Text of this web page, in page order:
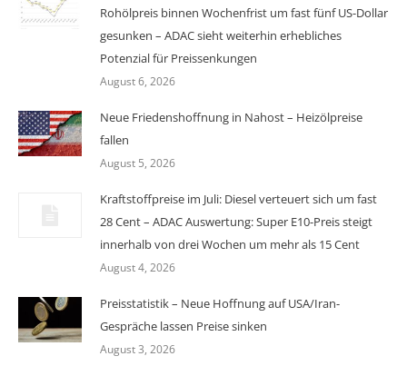
Rohölpreis binnen Wochenfrist um fast fünf US-Dollar
gesunken – ADAC sieht weiterhin erhebliches
Potenzial für Preissenkungen
August 6, 2026
Neue Friedenshoffnung in Nahost – Heizölpreise
fallen
August 5, 2026
Kraftstoffpreise im Juli: Diesel verteuert sich um fast
28 Cent – ADAC Auswertung: Super E10-Preis steigt
innerhalb von drei Wochen um mehr als 15 Cent
August 4, 2026
Preisstatistik – Neue Hoffnung auf USA/Iran-
Gespräche lassen Preise sinken
August 3, 2026